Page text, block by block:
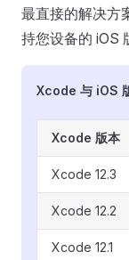
最直接的解决方
持您设备的 iOS
Xcode 与 iOS
Xcode 版本
Xcode 12.3
Xcode 12.2
Xcode 12.1